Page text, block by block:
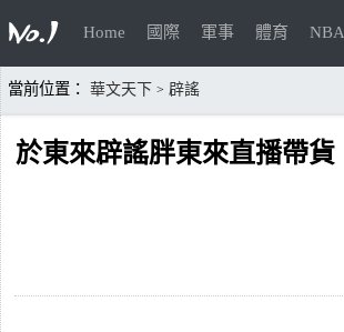
Home 國際 軍事 體育 NBA
當前位置： 華文天下 > 辟謠
於東來辟謠胖東來直播帶貨